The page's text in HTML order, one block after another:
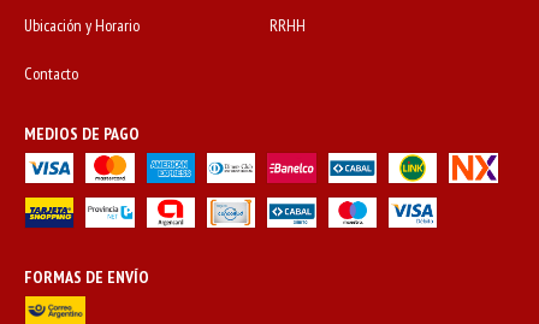
Ubicación y Horario RRHH
Contacto
MEDIOS DE PAGO
FORMAS DE ENVÍO